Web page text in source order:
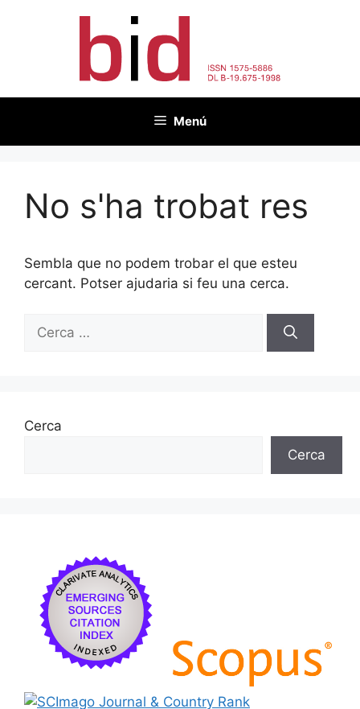
Menú
No s'ha trobat res
Sembla que no podem trobar el que esteu
cercant. Potser ajudaria si feu una cerca.
Cerca:
Cerca
Cerca